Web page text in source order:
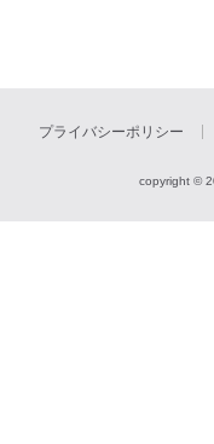
プライバシーポリシー
copyright ©